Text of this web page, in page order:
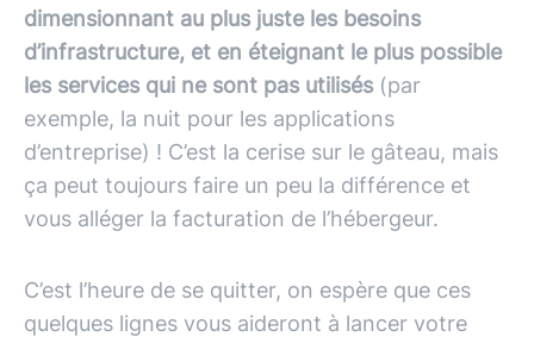
dimensionnant au plus juste les besoins
d’infrastructure, et en éteignant le plus possible
les services qui ne sont pas utilisés (par
exemple, la nuit pour les applications
d’entreprise) ! C’est la cerise sur le gâteau, mais
ça peut toujours faire un peu la différence et
vous alléger la facturation de l’hébergeur.
C’est l’heure de se quitter, on espère que ces
quelques lignes vous aideront à lancer votre